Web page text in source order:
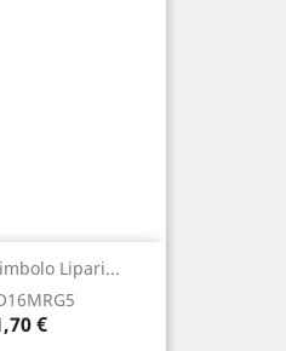
Lipari...
€